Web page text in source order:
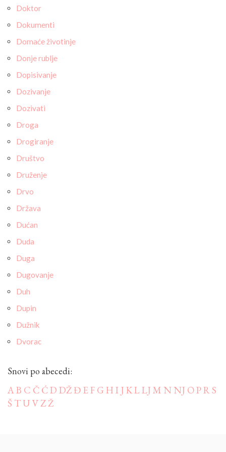
Doktor
Dokumenti
Domaće životinje
Donje rublje
Dopisivanje
Dozivanje
Dozivati
Droga
Drogiranje
Društvo
Druženje
Drvo
Država
Dućan
Duda
Duga
Dugovanje
Duh
Dupin
Dužnik
Dvorac
Snovi po abecedi:
AB C Č ĆD DŽ Đ EF G H I J KLLJ M N NJ OPRS
Š T U VZŽ